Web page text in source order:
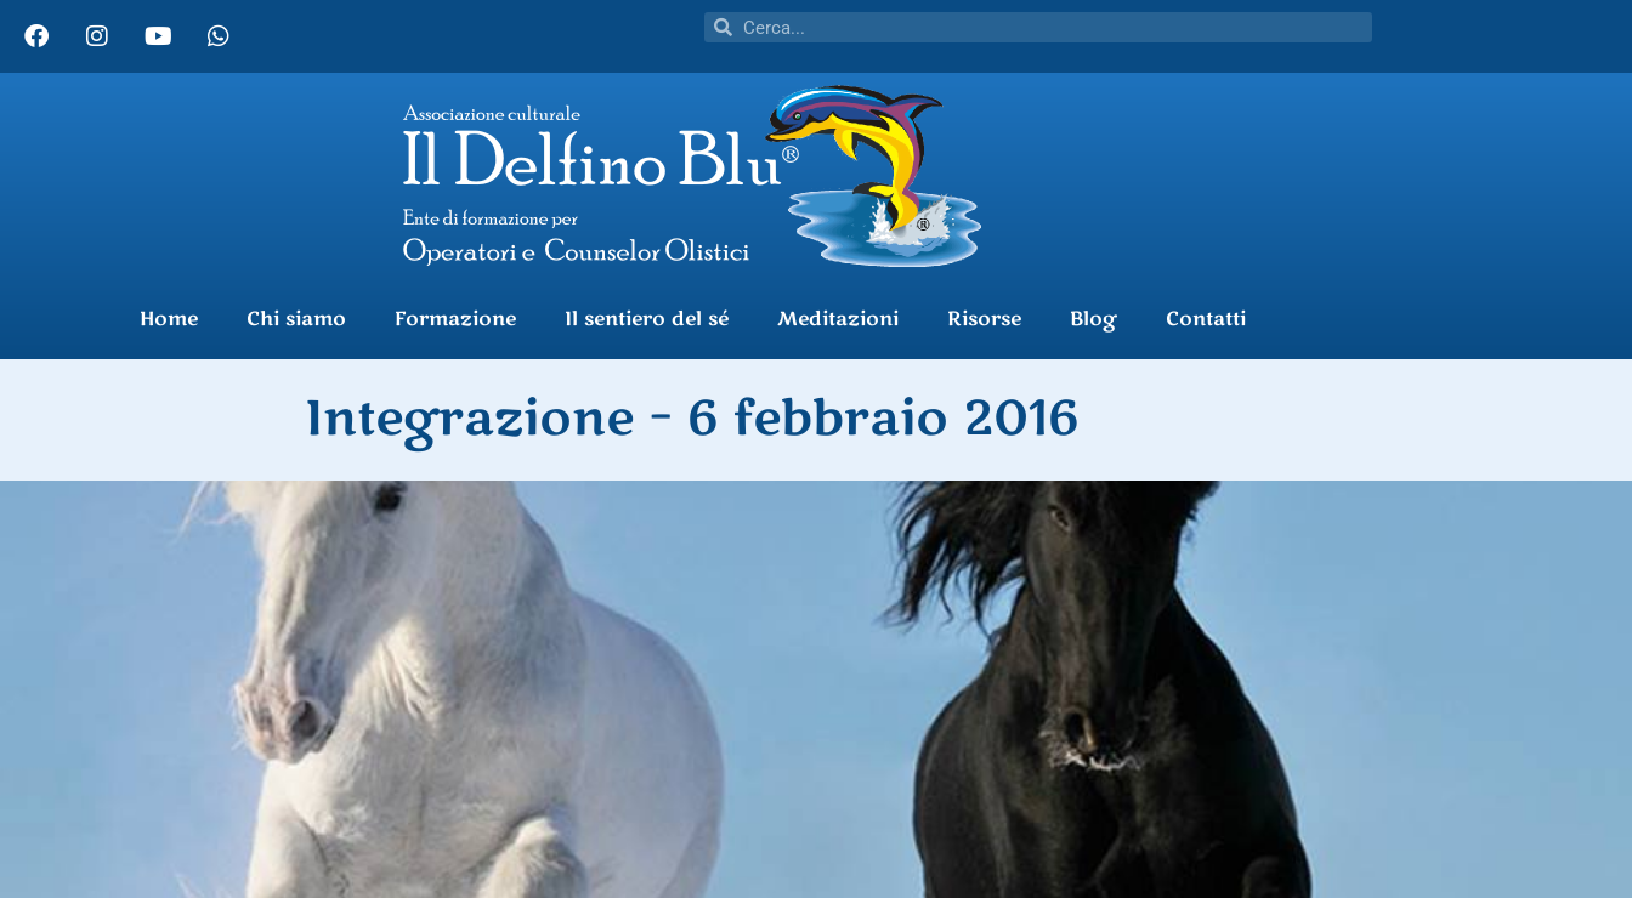
Home Chi siamo Formazione Il sentiero del sé Meditazioni Risorse Blog Contatti
Integrazione – 6 febbraio 2016